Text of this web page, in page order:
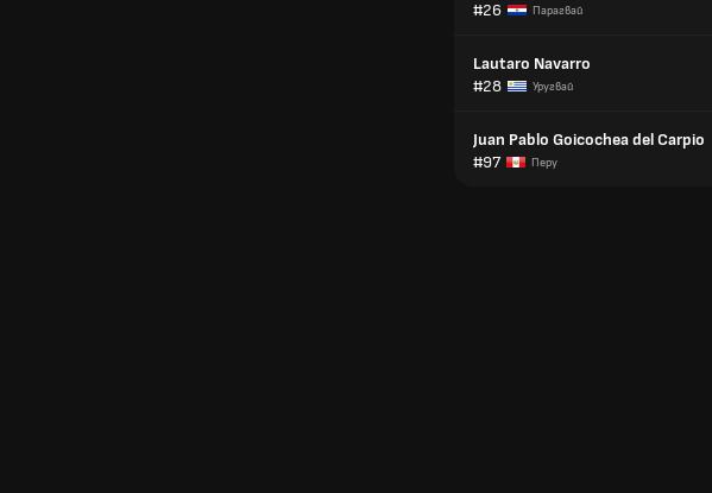
#26
Парагвай
Lautaro Navarro
#28
Уругвай
Juan Pablo Goicochea del Carpio
#97
Перу